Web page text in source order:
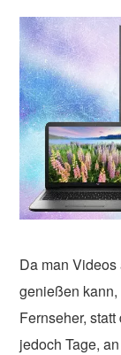
Da man
genießen
Fernseher,
jedoch Tage,